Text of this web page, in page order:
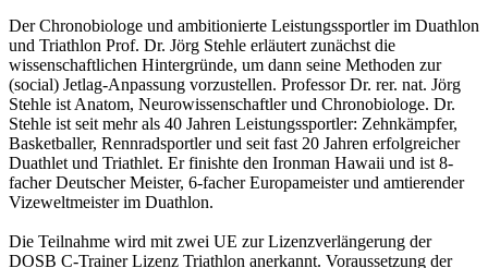
Der Chronobiologe und ambitionierte Leistungssportler im Duathlon
und Triathlon Prof. Dr. Jörg Stehle erläutert zunächst die
wissenschaftlichen Hintergründe, um dann seine Methoden zur
(social) Jetlag-Anpassung vorzustellen. Professor Dr. rer. nat. Jörg
Stehle ist Anatom, Neurowissenschaftler und Chronobiologe. Dr.
Stehle ist seit mehr als 40 Jahren Leistungssportler: Zehnkämpfer,
Basketballer, Rennradsportler und seit fast 20 Jahren erfolgreicher
Duathlet und Triathlet. Er finishte den Ironman Hawaii und ist 8-
facher Deutscher Meister, 6-facher Europameister und amtierender
Vizeweltmeister im Duathlon.
Die Teilnahme wird mit zwei UE zur Lizenzverlängerung der
DOSB C-Trainer Lizenz Triathlon anerkannt. Voraussetzung der